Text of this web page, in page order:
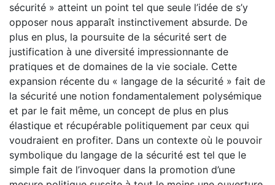
sécurité » atteint un point tel que seule l’idée de s’y
opposer nous apparaît instinctivement absurde. De
plus en plus, la poursuite de la sécurité sert de
justification à une diversité impressionnante de
pratiques et de domaines de la vie sociale. Cette
expansion récente du « langage de la sécurité » fait de
la sécurité une notion fondamentalement polysémique
et par le fait même, un concept de plus en plus
élastique et récupérable politiquement par ceux qui
voudraient en profiter. Dans un contexte où le pouvoir
symbolique du langage de la sécurité est tel que le
simple fait de l’invoquer dans la promotion d’une